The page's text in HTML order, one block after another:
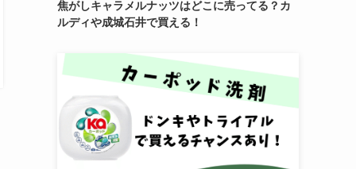
焦がしキャラメルナッツはどこに売ってる？カ
ルディや成城石井で買える！